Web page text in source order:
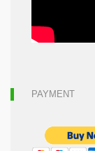
PAYMENT